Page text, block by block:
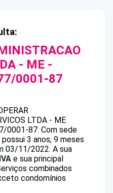
- ME -
0001-87
LTDA - ME
0001-87. Com sede
possui 3 anos, 9 meses
03/11/2022. A sua
e sua principal
combinados
condomínios